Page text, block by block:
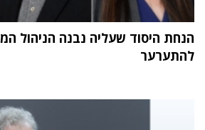
הנחת היסוד שעליה נבנה הניהול
להתערער